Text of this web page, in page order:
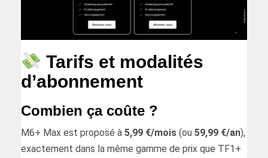
Tarifs et modalités
d’abonnement
Combien ça coûte ?
M6+ Max est proposé à 5,99 €/mois (ou 59,99 €/an),
exactement dans la même gamme de prix que TF1+